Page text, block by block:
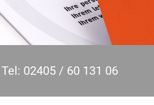
02405 / 60 131 06